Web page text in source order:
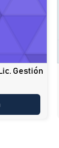
Gestión